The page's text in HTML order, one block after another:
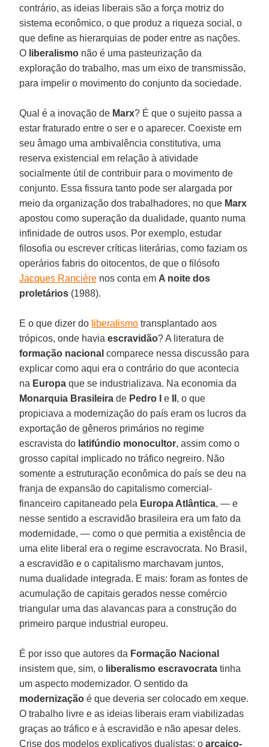
contrário, as ideias liberais são a força motriz do
sistema econômico, o que produz a riqueza social, o
que define as hierarquias de poder entre as nações.
O liberalismo não é uma pasteurização da
exploração do trabalho, mas um eixo de transmissão,
para impelir o movimento do conjunto da sociedade.
Qual é a inovação de Marx? É que o sujeito passa a
estar fraturado entre o ser e o aparecer. Coexiste em
seu âmago uma ambivalência constitutiva, uma
reserva existencial em relação à atividade
socialmente útil de contribuir para o movimento de
conjunto. Essa fissura tanto pode ser alargada por
meio da organização dos trabalhadores, no que Marx
apostou como superação da dualidade, quanto numa
infinidade de outros usos. Por exemplo, estudar
filosofia ou escrever críticas literárias, como faziam os
operários fabris do oitocentos, de que o filósofo
Jacques Rancière nos conta em A noite dos
proletários (1988).
E o que dizer do liberalismo transplantado aos
trópicos, onde haviaescravidão? A literatura de
formação nacional comparece nessa discussão para
explicar como aqui era o contrário do que acontecia
na Europa que se industrializava. Na economia da
Monarquia Brasileira de Pedro I e
, o que
propiciava a modernização do país eram os lucros da
exportação de gêneros primários no regime
escravista do latifúndio monocultor, assim como o
grosso capital implicado no tráfico negreiro. Não
somente a estruturação econômica do país se deu na
franja de expansão do capitalismo comercial-
financeiro capitaneado pela Europa Atlântica, — e
nesse sentido a escravidão brasileira era um fato da
modernidade, — como o que permitia a existência de
uma elite liberal era o regime escravocrata. No Brasil,
a escravidão e o capitalismo marchavam juntos,
numa dualidade integrada. E mais: foram as fontes de
acumulação de capitais gerados nesse comércio
triangular uma das alavancas para a construção do
primeiro parque industrial europeu.
É por isso que autores da Formação Nacional
insistem que, sim, o liberalismo escravocrata tinha
um aspecto modernizador. O sentido da
modernização é que deveria ser colocado em xeque.
O trabalho livre e as ideias liberais eram viabilizadas
graças ao tráfico e à escravidão e não apesar deles.
Crise dos modelos explicativos dualistas: oarcaico-